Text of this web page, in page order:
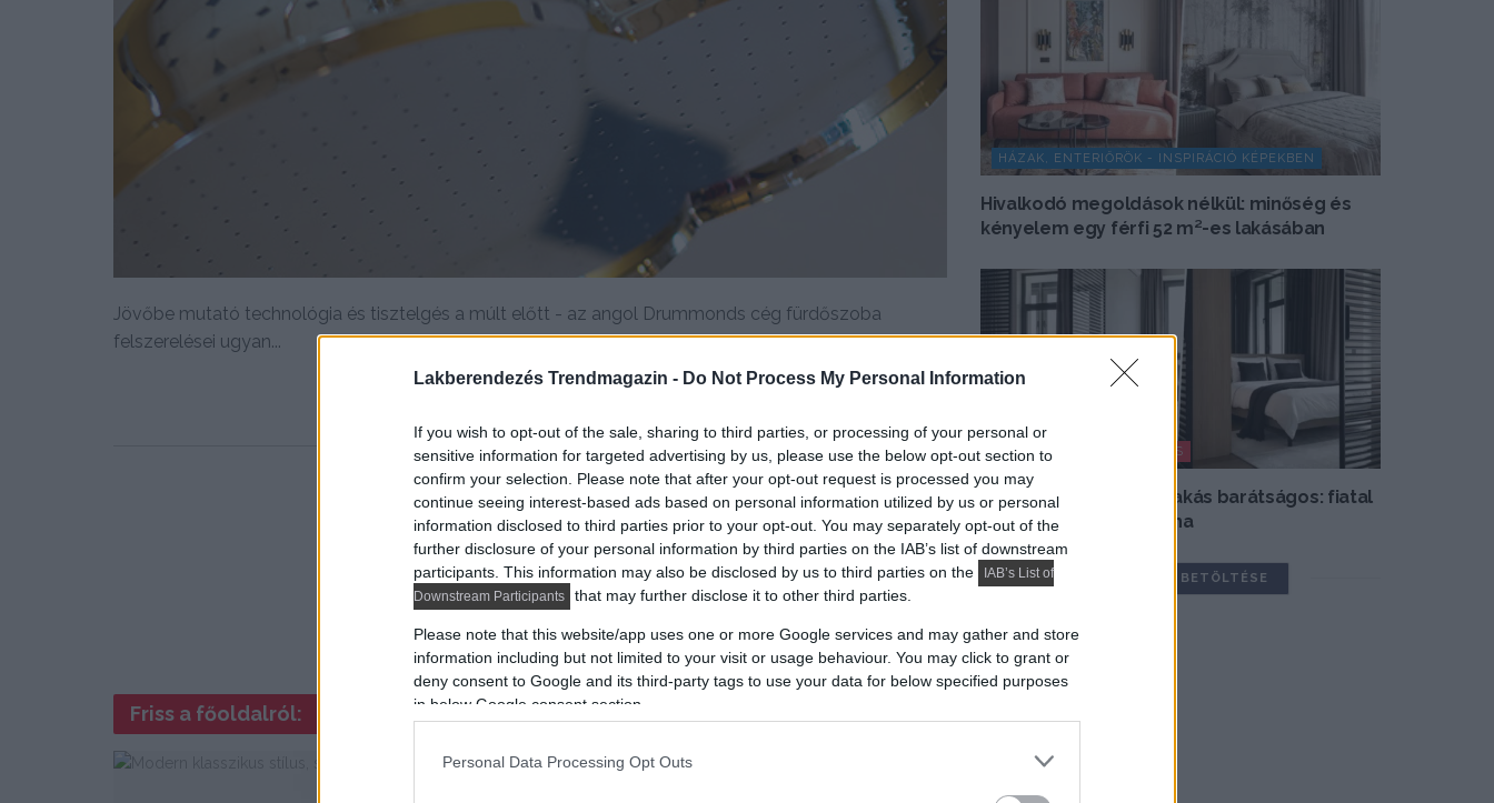
Lakberendezés Trendmagazin - Do Not Process My Personal Information
If you wish to opt-out of the sale, sharing to third parties, or processing of your personal or
sensitive information for targeted advertising by us, please use the below opt-out section to
confirm your selection. Please note that after your opt-out request is processed you may
continue seeing interest-based ads based on personal information utilized by us or personal
information disclosed to third parties prior to your opt-out. You may separately opt-out of the
further disclosure of your personal information by third parties on the IAB’s list of downstream
participants. This information may also be disclosed by us to third parties on the
IAB’s List of
Downstream Participants
that may further disclose it to other third parties.
Please note that this website/app uses one or more Google services and may gather and store
information including but not limited to your visit or usage behaviour. You may click to grant or
deny consent to Google and its third-party tags to use your data for below specified purposes
in below Google consent section.
Personal Data Processing Opt Outs
Jövőbe mutató technológia és tisztelgés a múlt előtt - az angol Drummonds cég fürdőszoba
felszerelései ugyan...
DETAILS
Friss a főoldalról:
HÁZAK, ENTERIŐRÖK - INSPIRÁCIÓ KÉPEKBEN
Hivalkodó megoldások nélkül: minőség és
kényelem egy férfi 52 m²-es lakásában
MODERN LAKBERENDEZÉS
Így lett a minimalista lakás barátságos: fiatal
pár új, 60 m²-es otthona
TOVÁBBIAK BETÖLTÉSE